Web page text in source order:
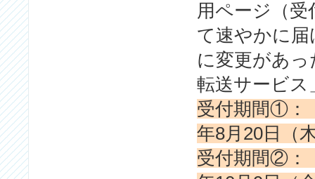
用ページ（
て速やかに届
に変更があ
転送サービス
受付期間①：
年8月20日（
受付期間②：